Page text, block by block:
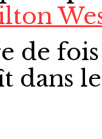
de
dans